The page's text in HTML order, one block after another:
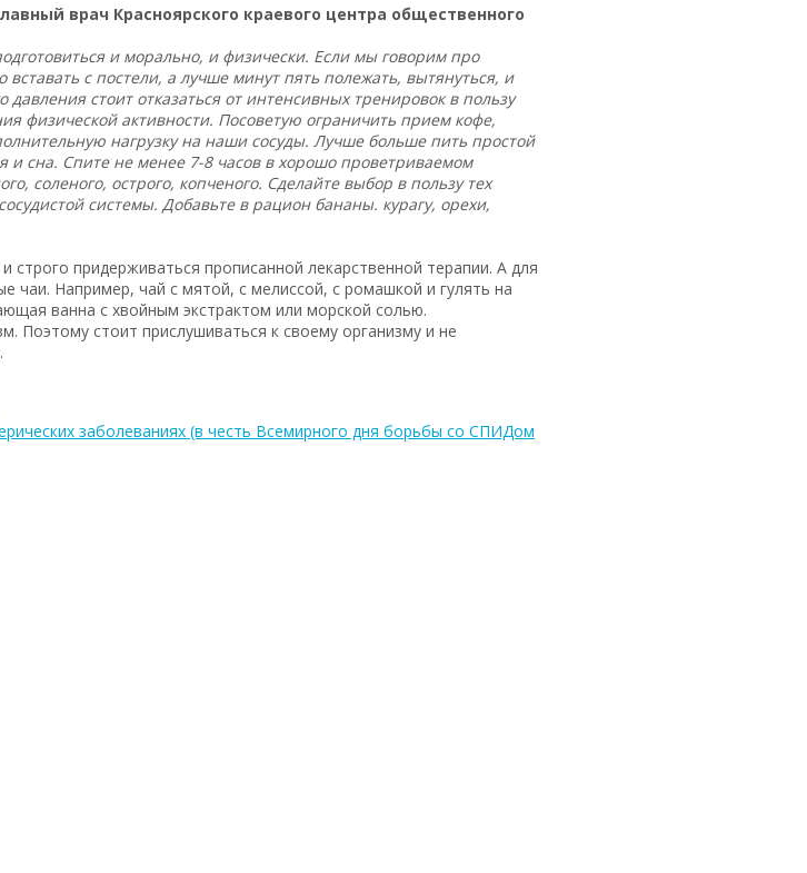
врач Красноярского краевого центра общественного
и морально, и физически. Если мы говорим про
с постели, а лучше минут пять полежать, вытянуться, и
стоит отказаться от интенсивных тренировок в пользу
физической активности. Посоветую ограничить прием кофе,
нагрузку на наши сосуды. Лучше больше пить простой
сна. Спите не менее 7-8 часов в хорошо проветриваемом
соленого, острого, копченого. Сделайте выбор в пользу тех
системы. Добавьте в рацион бананы. курагу, орехи,
придерживаться прописанной лекарственной терапии. А для
чаи. Например, чай с мятой, с мелиссой, с ромашкой и гулять на
ванна с хвойным экстрактом или морской солью.
Поэтому стоит прислушиваться к своему организму и не
заболеваниях (в честь Всемирного дня борьбы со СПИДом